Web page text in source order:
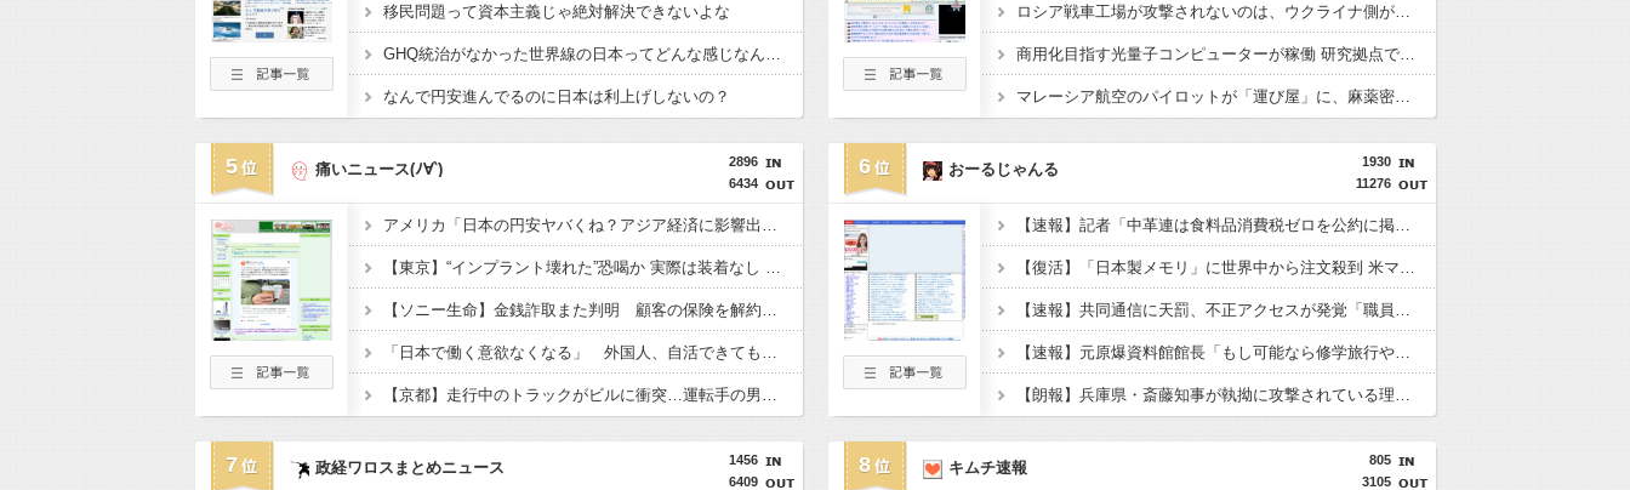
移民問題って資本主義じゃ絶対解決できないよな
GHQ統治がなかった世界線の日本ってどんな感じなんだろうな
なんで円安進んでるのに日本は利上げしないの？
ロシア戦車工場が攻撃されないのは、ウクライナ側が標的優先順位は低いとは判断か？！
商用化目指す光量子コンピューターが稼働 研究拠点で世界初…産総研など！
マレーシア航空のパイロットが「運び屋」に、麻薬密輸容疑で拘束…最高刑は死刑！
5
2896
6434
痛いニュース(ﾉ∀`)
アメリカ「日本の円安ヤバくね？アジア経済に影響出るし。」
【東京】“インプラント壊れた”恐喝か 実際は装着なし 55歳男逮捕「100件で4000万円得た」
【ソニー生命】金銭詐取また判明 顧客の保険を解約させ遊興費などに
「日本で働く意欲なくなる」 外国人、自活できても新要件「届かない」…永住許可厳格化で「日本離れ」か
【京都】走行中のトラックがビルに衝突…運転手の男性が意識不明の重体 宇治市
6
1930
11276
おーるじゃんる
【速報】記者「中革連は食料品消費税ゼロを公約に掲げていたが？」→階猛氏「そ、それは財源確保という条件付き」
【復活】「日本製メモリ」に世界中から注文殺到 米マイクロンが１兆５０００億円を表明
【速報】共同通信に天罰、不正アクセスが発覚「職員・加盟社・取引先などの情報6000件が漏えいした可能性」
【速報】元原爆資料館館長「もし可能なら修学旅行や平和学習の小学生に炎天下で腐敗した遺体の臭いを再現し嗅がせたい」
【朗報】兵庫県・斎藤知事が執拗に攻撃されている理由判明、県民も知らなかった「多額の費用が発生する状況」を一斉排除
7
1456
6409
政経ワロスまとめニュース 8
805
3105
キムチ速報